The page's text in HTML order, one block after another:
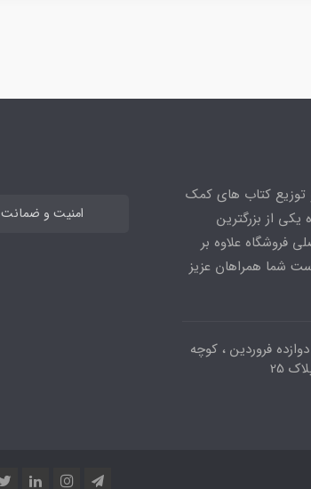
توزیع کتاب های کمک
از بزرگترین
فروشگاه علاوه بر
شما همراهان عزیز
فروردین ، کوچه
25
امنیت و ضمانت